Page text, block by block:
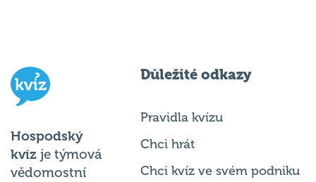
Hospodský
kvíz je týmová
vědomostní
Důležité odkazy
Pravidla kvízu
Chci hrát
Chci kvíz ve svém podniku